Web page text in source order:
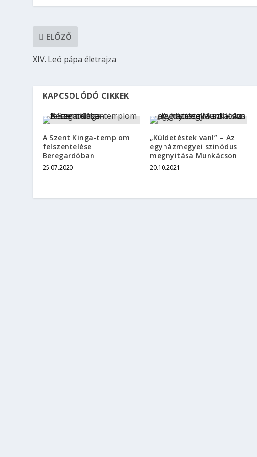
ELŐZŐ
XIV. Leó pápa életrajza
KAPCSOLÓDÓ CIKKEK
A Szent Kinga-templom
felszentelése
Beregardóban
25.07.2020
„Küldetéstek van!” – Az
egyházmegyei szinódus
megnyitása Munkácson
20.10.2021